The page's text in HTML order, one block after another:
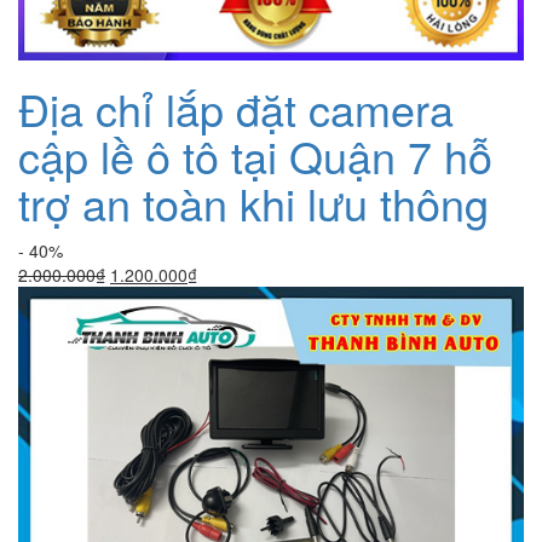
Địa chỉ lắp đặt camera
cập lề ô tô tại Quận 7 hỗ
trợ an toàn khi lưu thông
- 40%
2.000.000₫ Giá
gốc
là:
2.000.000₫.
1.200.000₫Giá
hiện
tại
là:
1.200.000₫.